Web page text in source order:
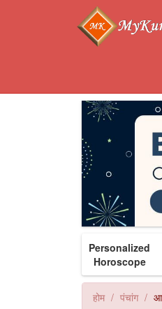
Personalized
Horoscope
होम पंचांग